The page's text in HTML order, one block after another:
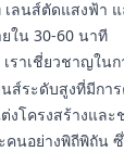
ลนส์ตัดแสงฟ้า
ใน 30-60 นาที
ราเชี่ยวชาญในก
นส์ระดับสูงที่มีก
งโครงสร้างแล
นอย่างพิถีพิถัน ซึ่